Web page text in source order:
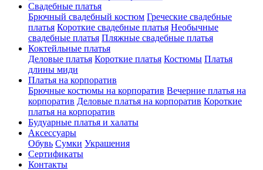
Свадебные платья
Брючный свадебный костюм Греческие свадебные
платья Короткие свадебные платья Необычные
свадебные платья Пляжные свадебные платья
Коктейльные платья
Деловые платья Короткие платья Костюмы Платья
длины миди
Платья на корпоратив
Брючные костюмы на корпоратив Вечерние платья на
корпоратив Деловые платья на корпоратив Короткие
платья на корпоратив
Будуарные платья и халаты
Аксессуары
Обувь Сумки Украшения
Сертификаты
Контакты